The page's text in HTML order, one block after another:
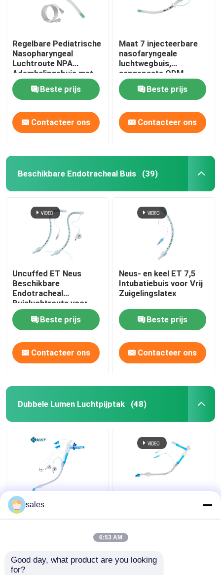
Regelbare Pediatrische
Nasopharyngeal
Luchtroute NPA
Ademhalingsbuis met
Zacht Uiteinde
Beste prijs
Contacteer ons
Maat 7 injecteerbare
nasofaryngeale
luchtwegbuis,
aangepaste ODM
ondersteund
Beste prijs
Contacteer ons
Beschikbare Endotracheal Buis (39)
Uncuffed ET Neus
Beschikbare
Endotracheal
Buisluchtroute voor
Chirurgische OEM
Beste prijs
Contacteer ons
Neus- en keel ET 7,5
Intubatiebuis voor Vrij
Zuigelingslatex
Beste prijs
Contacteer ons
Dubbele Lumen Luchtpijptak (48)
Van het Lumencuffed
Tracheostomy van ICU
sales
6:53 AM
Good day, what product are you looking
for?